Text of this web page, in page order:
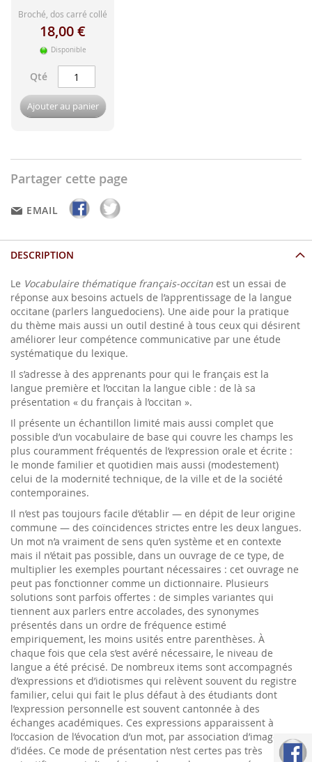
Broché, dos carré collé
18,00 €
Disponible
Qté
Ajouter au panier
Partager cette page
EMAIL
DESCRIPTION
Le Vocabulaire thématique français-occitan est un essai de
réponse aux besoins actuels de l’apprentissage de la langue
occitane (parlers languedociens). Une aide pour la pratique
du thème mais aussi un outil destiné à tous ceux qui désirent
améliorer leur compétence communicative par une étude
systématique du lexique.
Il s’adresse à des apprenants pour qui le français est la
langue première et l’occitan la langue cible : de là sa
présentation « du français à l’occitan ».
Il présente un échantillon limité mais aussi complet que
possible d’un vocabulaire de base qui couvre les champs les
plus couramment fréquentés de l’expression orale et écrite :
le monde familier et quotidien mais aussi (modestement)
celui de la modernité technique, de la ville et de la société
contemporaines.
Il n’est pas toujours facile d’établir — en dépit de leur origine
commune — des coïncidences strictes entre les deux langues.
Un mot n’a vraiment de sens qu’en système et en contexte
mais il n’était pas possible, dans un ouvrage de ce type, de
multiplier les exemples pourtant nécessaires : cet ouvrage ne
peut pas fonctionner comme un dictionnaire. Plusieurs
solutions sont parfois offertes : de simples variantes qui
tiennent aux parlers entre accolades, des synonymes
présentés dans un ordre de fréquence estimé
empiriquement, les moins usités entre parenthèses. À
chaque fois que cela s’est avéré nécessaire, le niveau de
langue a été précisé. De nombreux items sont accompagnés
d’expressions et d’idiotismes qui relèvent souvent du registre
familier, celui qui fait le plus défaut à des étudiants dont
l’expression personnelle est souvent cantonnée à des
échanges académiques. Ces expressions apparaissent à
l’occasion de l’évocation d’un mot, par association d’images ou
d’idées. Ce mode de présentation n’est certes pas très